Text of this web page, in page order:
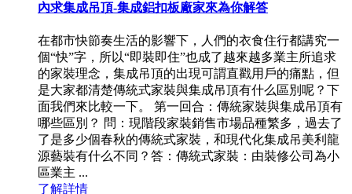
內求集成吊頂-集成鋁扣板廠家來為你解答
在都市快節奏生活的影響下，人們的衣食住行都講究一
個“快”字，所以“即裝即住”也成了越來越多業主所追求
的家裝理念，集成吊頂的出現可謂直戳用戶的痛點，但
是大家都清楚傳統式家裝與集成吊頂有什么區別呢？下
面我們來比較一下。 第一回合：傳統家裝與集成吊頂有
哪些區別？ 問：現階段家裝銷售市場品種繁多，過去了
了是多少個春秋的傳統式家裝，和現代化集成吊美利龍
源藝裝有什么不同？答：傳統式家裝：由裝修公司為小
區業主 ...
了解詳情